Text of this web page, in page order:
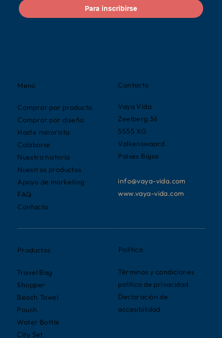
Contacto
Vaya Vida
Zeelberg 36
5555 XG
Valkenswaard
Países Bajos
info@vaya-vida.com
www.vaya-vida.com
Menú
Comprar por producto
Comprar por diseño
Hazte minorista
Colaborar
Nuestra historia
Nuestros productos
Apoyo de marketing
FAQ
Contacto
Productos
Travel Bag
Shopper
Beach Towel
Pouch
Water Bottle
City Set
Política
Términos y condiciones
política de privacidad
Declaración de
accesibilidad
Para inscribirse